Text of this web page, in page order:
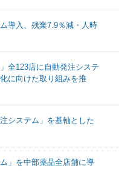
導入、残業7.9％減・人時
全123店に自動発注システ
に向けた取り組みを推
システム」を基軸とした
」を中部薬品全店舗に導